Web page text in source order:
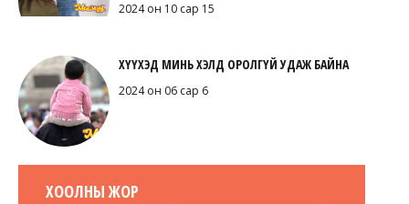
2024 он 10 сар 15
ХҮҮХЭД МИНЬ ХЭЛД ОРОЛГҮЙ УДАЖ БАЙНА
2024 он 06 сар 6
ХООЛНЫ ЖОР